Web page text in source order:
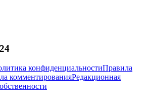
конфиденциальностиПравила
комментированияРедакционная